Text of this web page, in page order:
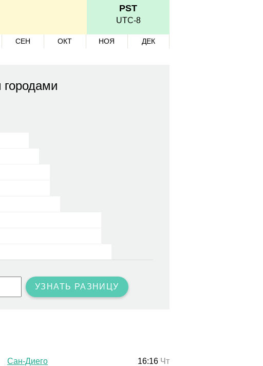
PST
UTC-8
СЕН ОКТ НОЯ ДЕК
УЗНАТЬ РАЗНИЦУ
Сан-Диего 16:16 Чт